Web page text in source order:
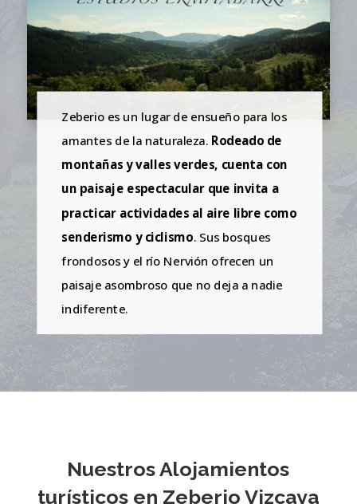
Zeberio es un lugar de ensueño para los
amantes de la naturaleza. Rodeado de
montañas y valles verdes, cuenta con
un paisaje espectacular que invita a
practicar actividades al aire libre como
senderismo y ciclismo. Sus bosques
frondosos y el río Nervión ofrecen un
paisaje asombroso que no deja a nadie
indiferente.
Nuestros Alojamientos
turísticos en Zeberio Vizcaya